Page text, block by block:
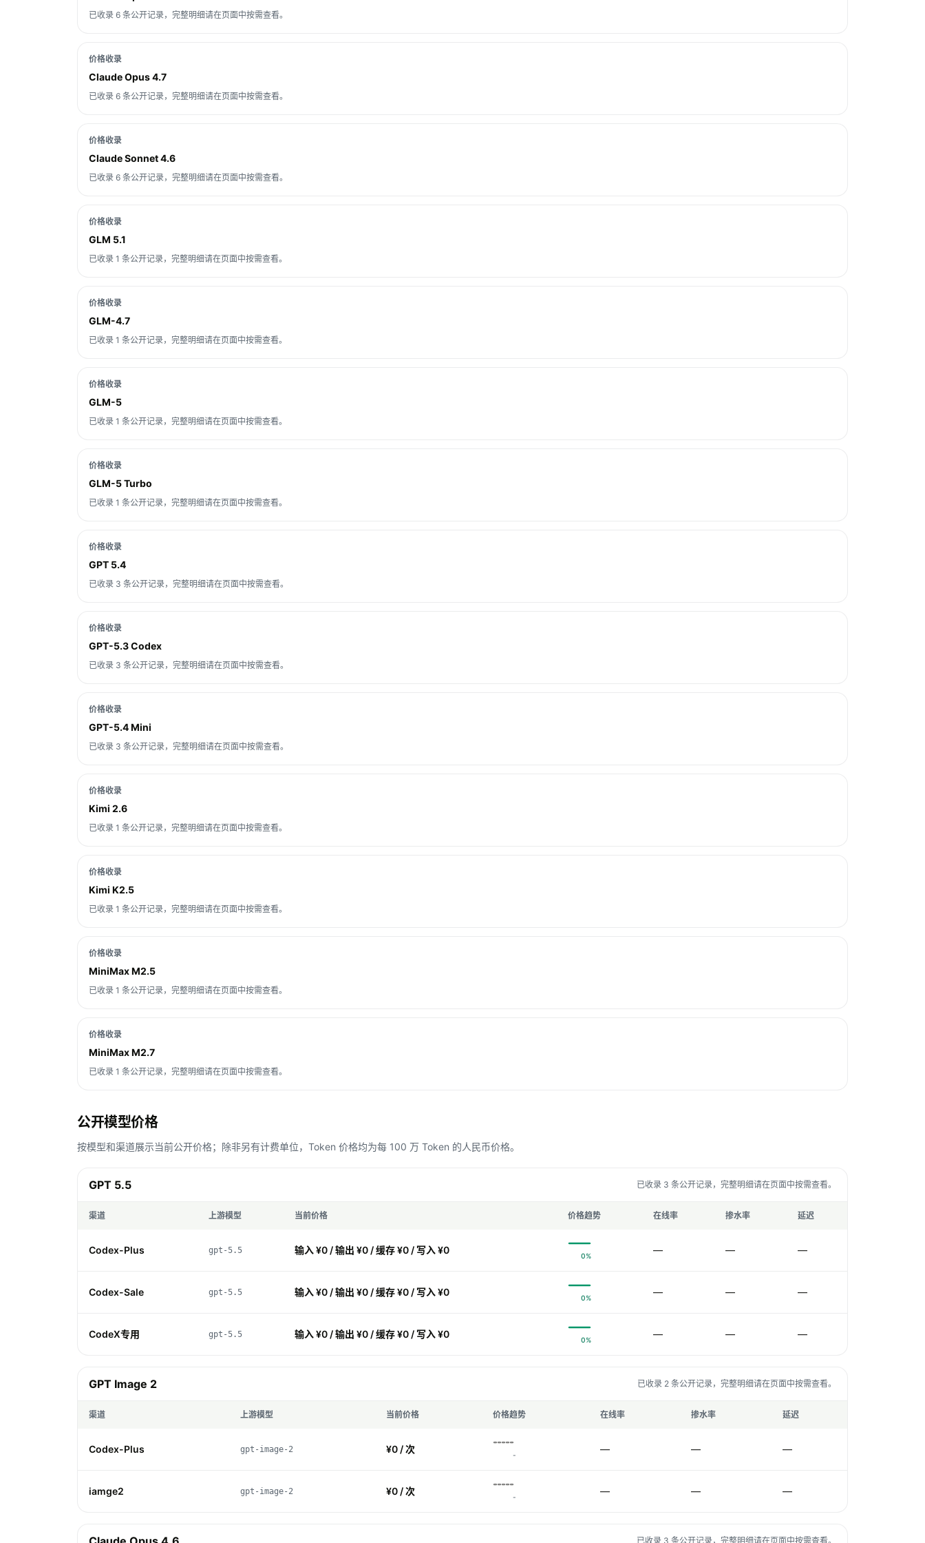
已收录 6 条公开记录，完整明细请在页面中按需查看。
价格收录
Claude Opus 4.7
已收录 6 条公开记录，完整明细请在页面中按需查看。
价格收录
Claude Sonnet 4.6
已收录 6 条公开记录，完整明细请在页面中按需查看。
价格收录
GLM 5.1
已收录 1 条公开记录，完整明细请在页面中按需查看。
价格收录
GLM-4.7
已收录 1 条公开记录，完整明细请在页面中按需查看。
价格收录
GLM-5
已收录 1 条公开记录，完整明细请在页面中按需查看。
价格收录
GLM-5 Turbo
已收录 1 条公开记录，完整明细请在页面中按需查看。
价格收录
GPT 5.4
已收录 3 条公开记录，完整明细请在页面中按需查看。
价格收录
GPT-5.3 Codex
已收录 3 条公开记录，完整明细请在页面中按需查看。
价格收录
GPT-5.4 Mini
已收录 3 条公开记录，完整明细请在页面中按需查看。
价格收录
Kimi 2.6
已收录 1 条公开记录，完整明细请在页面中按需查看。
价格收录
Kimi K2.5
已收录 1 条公开记录，完整明细请在页面中按需查看。
价格收录
MiniMax M2.5
已收录 1 条公开记录，完整明细请在页面中按需查看。
价格收录
MiniMax M2.7
已收录 1 条公开记录，完整明细请在页面中按需查看。
公开模型价格
按模型和渠道展示当前公开价格；除非另有计费单位，Token 价格均为每 100 万 Token 的人民币价格。
GPT 5.5 已收录 3 条公开记录，完整明细请在页面中按需查看。
渠道 上游模型 当前价格 价格趋势 在线率 掺水率 延迟
Codex-Plus gpt-5.5 输入 ¥0 / 输出 ¥0 / 缓存 ¥0 / 写入 ¥0 0% — — —
Codex-Sale gpt-5.5 输入 ¥0 / 输出 ¥0 / 缓存 ¥0 / 写入 ¥0 0% — — —
CodeX专用 gpt-5.5 输入 ¥0 / 输出 ¥0 / 缓存 ¥0 / 写入 ¥0 0% — — —
GPT Image 2 已收录 2 条公开记录，完整明细请在页面中按需查看。
渠道 上游模型 当前价格 价格趋势 在线率 掺水率 延迟
Codex-Plus gpt-image-2 ¥0 / 次 - — — —
iamge2 gpt-image-2 ¥0 / 次 - — — —
已收录 3 条公开记录，完整明细请在页面中按需查看。